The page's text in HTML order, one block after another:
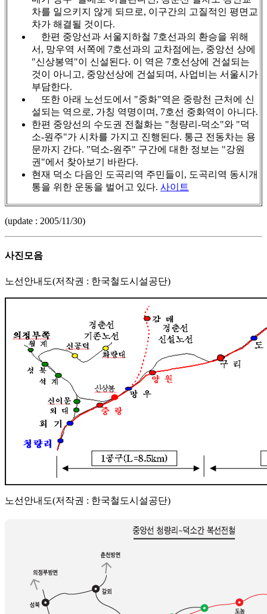
차를 일으키지 않게 되므로, 이구간의 고질적인 평면교
차가 해결될 것이다.
한편 중앙선과 서울지하철 7호선과의 환승을 위해
서, 망우역 서쪽에 7호선과의 교차점에는, 중앙선 상에
"신상봉역"이 신설된다. 이 역은 7호선상에 건설되는
것이 아니고, 중앙선상에 건설되며, 사업비는 서울시가
부담한다.
또한 아래 노선도에서 "중화"역은 중랑천 근처에 신
설되는 역으로, 가칭 역명이며, 7호선 중화역이 아니다.
한편 중앙선의 수도권 전철화는 "청량리-덕소"와 "덕
소-원주"가 시차를 가지고 진행된다. 통근 전동차는 용
문까지 간다. "덕소-원주" 구간에 대한 정보는 "강원
권"에서 찾아보기 바란다.
현재 덕소 다음인 도곡리역 주민들이, 도곡리역 동시개
통을 위한 운동을 벌어고 있다. 사이트
(update : 2005/11/30)
사진모음
노선안내도(저작권 : 한국철도시설공단)
노선안내도(저작권 : 한국철도시설공단)